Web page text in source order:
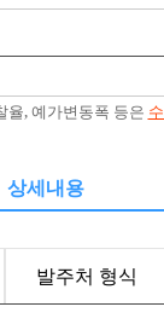
율, 예가변동폭 등은
상세내용
발주처 형식